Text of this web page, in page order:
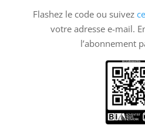
Flashez le code ou suivez
votre adresse e-mail.
l’abonnement